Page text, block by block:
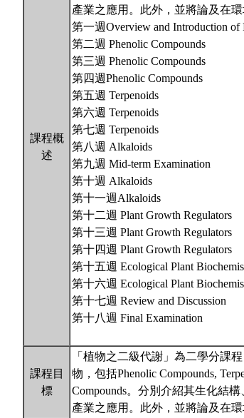
課程概
述
產業之應用。此外，並將論及在
第一週Overview and Introduction of
第二週 Phenolic Compounds
第三週 Phenolic Compounds
第四週Phenolic Compounds
第五週 Terpenoids
第六週 Terpenoids
第七週 Terpenoids
第八週 Alkaloids
第九週 Mid-term Examination
第十週 Alkaloids
第十一週Alkaloids
第十二週 Plant Growth Regulators
第十三週 Plant Growth Regulators
第十四週 Plant Growth Regulators
第十五週 Ecological Plant
第十六週 Ecological Plant
第十七週 Review and Discussion
第十八週 Final Examination
課程目
標
「植物之二級代謝」為二學分課
物，包括Phenolic Compounds,
Compounds。分別介紹其生化結
產業之應用。此外，並將論及在